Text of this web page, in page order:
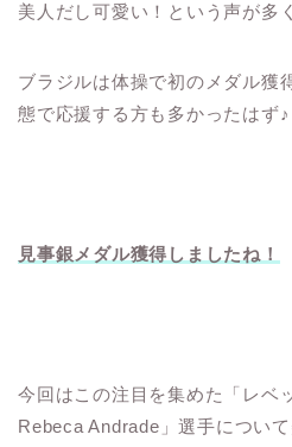
美人だし可愛い！という声が多
ブラジルは体操で初のメダル獲
態で応援する方も多かったはず♪
見事銀メダル獲得しましたね！
今回はこの注目を集めた「レベ
Rebeca Andrade」選手につい